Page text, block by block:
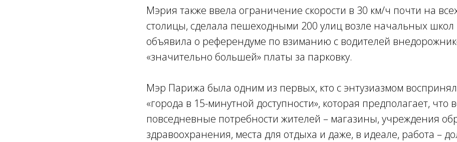
Мэрия также ввела ограничение скорости в 30 км/ч почти на
столицы, сделала пешеходными 200 улиц возле начальных
объявила о референдуме по взиманию с водителей
«значительно большей» платы за парковку.
Мэр Парижа была одним из первых, кто с энтузиазмом
«города в 15-минутной доступности», которая предполагает, что
повседневные потребности жителей – магазины, учреждения
здравоохранения, места для отдыха и даже, в идеале, работа –